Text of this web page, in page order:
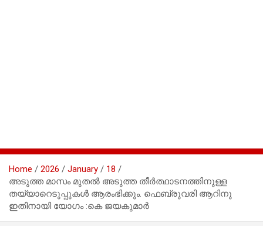
Home 2026 January
18
അടുത്ത മാസം മുതൽ അടുത്ത തീർത്ഥാടനത്തിനുള്ള
തയ്യാറെടുപ്പുകൾ ആരംഭിക്കും. ഫെബ്രുവരി ആറിനു
ഇതിനായി യോഗം :കെ ജയകുമാർ